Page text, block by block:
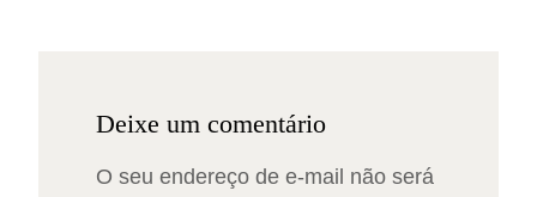
Deixe um comentário
O seu endereço de e-mail não será